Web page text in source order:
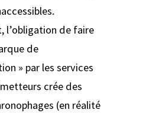
l’obligation de faire
de
» par les services
crée des
(en réalité